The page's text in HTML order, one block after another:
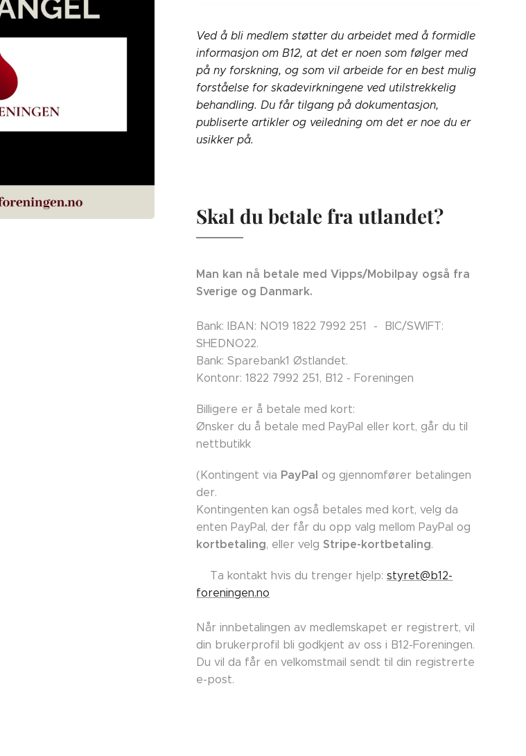
Ved å bli medlem støtter du arbeidet med å formidle
informasjon om B12, at det er noen som følger med
på ny forskning, og som vil arbeide for en best mulig
forståelse for skadevirkningene ved utilstrekkelig
behandling. Du får tilgang på dokumentasjon,
publiserte artikler og veiledning om det er noe du er
usikker på.
Skal du betale fra utlandet?
Man kan nå betale med Vipps/Mobilpay også fra
Sverige og Danmark.
Bank: IBAN: NO19 1822 7992 251 - BIC/SWIFT:
SHEDNO22.
Bank: Sparebank1 Østlandet.
Kontonr: 1822 7992 251, B12 - Foreningen
Billigere er å betale med kort:
Ønsker du å betale med PayPal eller kort, går du til
nettbutikk
(Kontingent via PayPal og gjennomfører betalingen
der.
Kontingenten kan også betales med kort, velg da
enten PayPal, der får du opp valg mellom PayPal og
kortbetaling, eller velg Stripe-kortbetaling.
👉🏼Ta kontakt hvis du trenger hjelp:styret@b12-
foreningen.no
Når innbetalingen av medlemskapet er registrert, vil
din brukerprofil bli godkjent av oss i B12-Foreningen.
Du vil da får en velkomstmail sendt til din registrerte
e-post.